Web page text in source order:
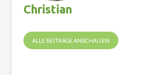
Christian
ALLE BEITRÄGE ANSCHAUEN